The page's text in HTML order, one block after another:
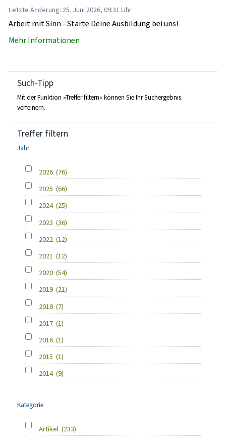
Letzte Änderung: 25. Juni 2026, 09:31 Uhr
Arbeit mit Sinn - Starte Deine Ausbildung bei uns!
Mehr Informationen
Such-Tipp
Mit der Funktion »Treffer filtern« können Sie Ihr Suchergebnis
verfeinern.
Treffer filtern
Jahr
2026 (76)
2025 (66)
2024 (25)
2023 (36)
2022 (12)
2021 (12)
2020 (54)
2019 (21)
2018 (7)
2017 (1)
2016 (1)
2015 (1)
2014 (9)
Kategorie
Artikel (233)